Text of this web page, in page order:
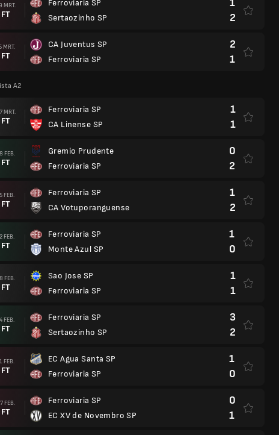
MRT.
FT
Ferroviaria SP
Sertaozinho SP
1
2
MRT.
FT
CA Juventus SP
Ferroviaria SP
2
1
A2
MRT.
FT
Ferroviaria SP
CA Linense SP
1
1
FEB.
FT
Gremio Prudente
Ferroviaria SP
0
2
FEB.
FT
Ferroviaria SP
CA Votuporanguense
1
2
FEB.
FT
Ferroviaria SP
Monte Azul SP
1
0
FEB.
FT
Sao Jose SP
Ferroviaria SP
1
1
FEB.
FT
Ferroviaria SP
Sertaozinho SP
3
2
FEB.
FT
EC Agua Santa SP
Ferroviaria SP
1
0
FEB.
FT
Ferroviaria SP
EC XV de Novembro SP
0
1